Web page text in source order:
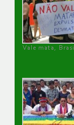
Vale mata, Brasil